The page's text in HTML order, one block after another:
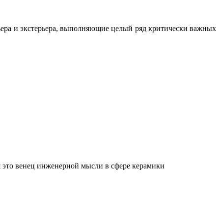
и экстерьера, выполняющие целый ряд критически важных
венец инженерной мысли в сфере керамики